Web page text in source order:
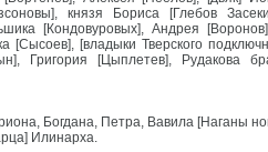
князя Бориса [Глебов
[Кондовуровых], Андрея
[владыки Тверского
Григория [Цыплетев], Рудакова
Богдана, Петра, Вавила [Наганы
Илинарха.